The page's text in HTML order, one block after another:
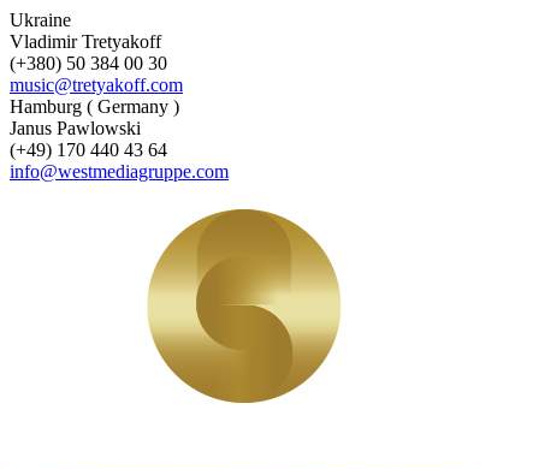
Ukraine
Vladimir Tretyakoff
(+380) 50 384 00 30
music@tretyakoff.com
Hamburg ( Germany )
Janus Pawlowski
(+49) 170 440 43 64
info@westmediagruppe.com